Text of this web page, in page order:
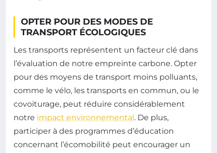
OPTER POUR DES MODES DE
TRANSPORT ÉCOLOGIQUES
Les transports représentent un facteur clé dans
l’évaluation de notre empreinte carbone. Opter
pour des moyens de transport moins polluants,
comme le vélo, les transports en commun, ou le
covoiturage, peut réduire considérablement
notre impact environnemental. De plus,
participer à des programmes d’éducation
concernant l’écomobilité peut encourager un